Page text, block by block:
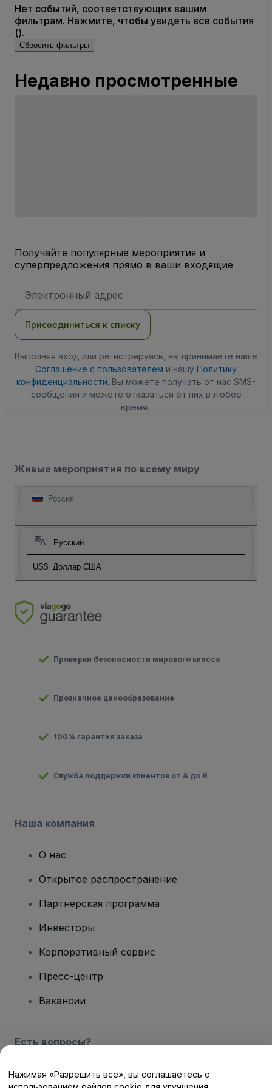
Нет событий, соответствующих вашим
фильтрам. Нажмите, чтобы увидеть все события
().
Сбросить фильтры
Недавно просмотренные
Получайте популярные мероприятия и
суперпредложения прямо в ваши входящие
электронной
Присоединиться к списку
Выполняя вход или регистрируясь, вы принимаете наше
Соглашение с пользователем и нашу Политику
конфиденциальности. Вы можете получать от нас SMS-
сообщения и можете отказаться от них в любое
время.
Живые мероприятия по всему миру
Россия
Русский
US$ Доллар США
Проверки безопасности мирового класса
Прозначное ценообразование
100% гарантия заказа
Служба поддержки клиентов от А до Я
Наша компания
О нас
Открытое распространение
Партнерская программа
Инвесторы
Корпоративный сервис
Пресс-центр
Вакансии
Есть вопросы?
Центр помощи / Свяжитесь с нами
Нажимая «Разрешить все», вы соглашаетесь с